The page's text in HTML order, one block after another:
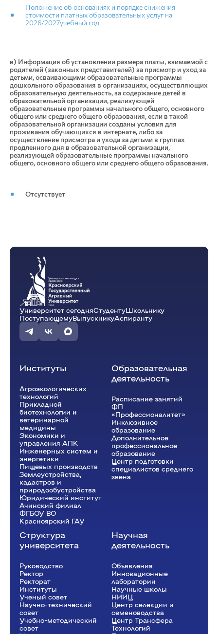
Положение об основаниях и порядке снижения
стоимости платных образовательных услуг на
2026/2027учебный год
в) Информация об установлении размера платы, взимаемой с
родителей (законных представителей) за присмотр и уход за
детьми, осваивающими образовательные программы
дошкольного образования в организациях, осуществляющих
образовательную деятельность, за содержание детей в
образовательной организации, реализующей
образовательные программы начального общего, основного
общего или среднего общего образования, если в такой
образовательной организации созданы условия для
проживания обучающихся в интернате, либо за
осуществление присмотра и ухода за детьми в группах
продленного дня в образовательной организации,
реализующей образовательные программы начального
общего, основного общего или среднего общего образования.
Отсутствует
Университет сегодняСтудентуШкольнику
ПоступающемуВыпускникуАспиранту
Институты
Агроэкологических
технологий
Прикладной
биотехнологии и
ветеринарной
медицины
Экономики и
управления АПК
Инженерных систем и
энергетики
Пищевых производств
Землеустройства,
кадастров и
природообустройства
Юридический институт
Ачинский филиал
ФГБОУ ВО
Красноярский ГАУ
Образовательная
деятельность
Расписание занятий
ФП
«Профессионалитет»
Инклюзивное
образование
Дополнительное
профессиональное
образование
Центр подготовки
специалистов среднего
звена
Структура
университета
Руководство
Ректор
Рeкторат
Институты
Ученый совет
Научно-технический
совет
Учебно-методический
совет
Научная
деятельность
Объявления
Инновационные
лаборатории
Научные школы
НИИЦ
Центр селекции и
семеноводства
Центр Трансфера
Технологий